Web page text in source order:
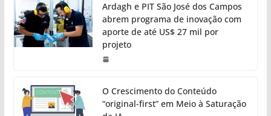
Ardagh e PIT São José dos Campos
abrem programa de inovação com
aporte de até US$ 27 mil por
projeto
O Crescimento do Conteúdo
“original-first” em Meio à Saturação